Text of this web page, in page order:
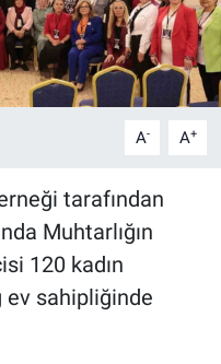
A- A+
tarafından
Muhtarlığın
120 kadın
ev sahipliğinde